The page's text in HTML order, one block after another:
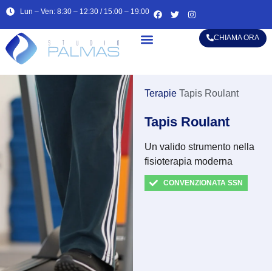
Lun – Ven: 8:30 – 12:30 / 15:00 – 19:00
CHIAMA ORA
Terapie Tapis Roulant
Tapis Roulant
Un valido strumento nella
fisioterapia moderna
CONVENZIONATA SSN